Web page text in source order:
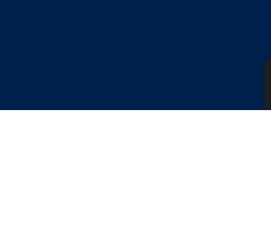
Politique de confidentialité